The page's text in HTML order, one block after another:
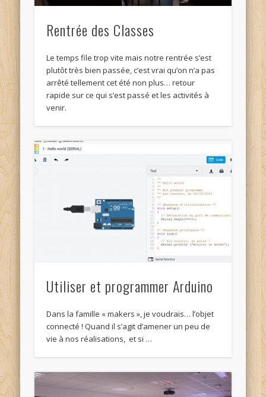
Rentrée des Classes
Le temps file trop vite mais notre rentrée s’est
plutôt très bien passée, c’est vrai qu’on n’a pas
arrêté tellement cet été non plus… retour
rapide sur ce qui s’est passé et les activités à
venir.
Utiliser et programmer Arduino
Dans la famille « makers », je voudrais… l’objet
connecté ! Quand il s’agit d’amener un peu de
vie à nos réalisations, et si …